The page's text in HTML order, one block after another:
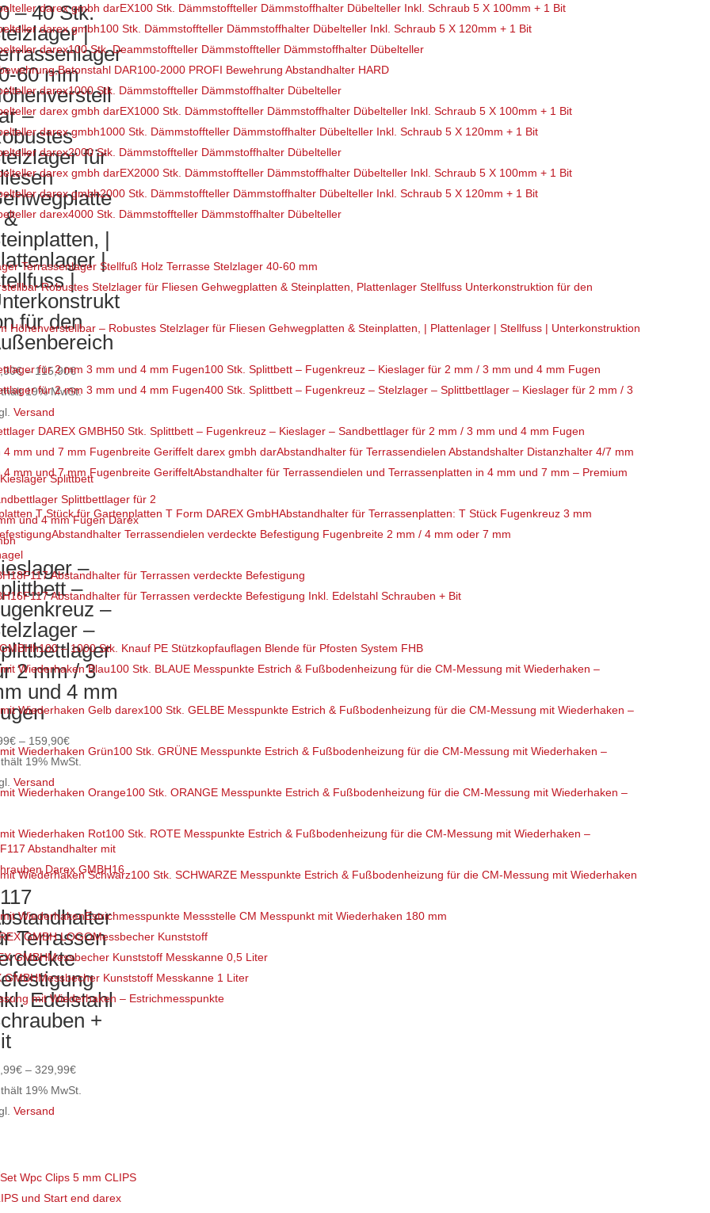
100 Stk. Dämmstoffteller Dämmstoffhalter Dübelteller Inkl. Schraub 5 X 100mm + 1 Bit
100 Stk. Dämmstoffteller Dämmstoffhalter Dübelteller Inkl. Schraub 5 X 120mm + 1 Bit
100 Stk. Deammstoffteller Dämmstoffteller Dämmstoffhalter Dübelteller
100-2000 PROFI Bewehrung Abstandhalter HARD
1000 Stk. Dämmstoffteller Dämmstoffhalter Dübelteller
1000 Stk. Dämmstoffteller Dämmstoffhalter Dübelteller Inkl. Schraub 5 X 100mm + 1 Bit
1000 Stk. Dämmstoffteller Dämmstoffhalter Dübelteller Inkl. Schraub 5 X 120mm + 1 Bit
2000 Stk. Dämmstoffteller Dämmstoffhalter Dübelteller
2000 Stk. Dämmstoffteller Dämmstoffhalter Dübelteller Inkl. Schraub 5 X 100mm + 1 Bit
2000 Stk. Dämmstoffteller Dämmstoffhalter Dübelteller Inkl. Schraub 5 X 120mm + 1 Bit
4000 Stk. Dämmstoffteller Dämmstoffhalter Dübelteller
Terrassenlager Stellfuß Holz Terrasse Stelzlager 40-60 mm
Höhenverstellbar – Robustes Stelzlager für Fliesen Gehwegplatten & Steinplatten, | Plattenlager | Stellfuss | Unterkonstruktion
100 Stk. Splittbett – Fugenkreuz – Kieslager für 2 mm / 3 mm und 4 mm Fugen
400 Stk. Splittbett – Fugenkreuz – Stelzlager – Splittbettlager – Kieslager für 2 mm / 3
50 Stk. Splittbett – Fugenkreuz – Kieslager – Sandbettlager für 2 mm / 3 mm und 4 mm Fugen
Abstandhalter für Terrassendielen Abstandshalter Distanzhalter 4/7 mm
Abstandhalter für Terrassendielen und Terrassenplatten in 4 mm und 7 mm – Premium
Abstandhalter für Terrassenplatten: T Stück Fugenkreuz 3 mm
Abstandhalter Terrassendielen verdeckte Befestigung Fugenbreite 2 mm / 4 mm oder 7 mm
F117 Abstandhalter für Terrassen verdeckte Befestigung
F117 Abstandhalter für Terrassen verdeckte Befestigung Inkl. Edelstahl Schrauben + Bit
100 – 1000 Stk. Knauf PE Stützkopfauflagen Blende für Pfosten System FHB
100 Stk. BLAUE Messpunkte Estrich & Fußbodenheizung für die CM-Messung mit Wiederhaken –
100 Stk. GELBE Messpunkte Estrich & Fußbodenheizung für die CM-Messung mit Wiederhaken –
100 Stk. GRÜNE Messpunkte Estrich & Fußbodenheizung für die CM-Messung mit Wiederhaken –
100 Stk. ORANGE Messpunkte Estrich & Fußbodenheizung für die CM-Messung mit Wiederhaken –
100 Stk. ROTE Messpunkte Estrich & Fußbodenheizung für die CM-Messung mit Wiederhaken –
100 Stk. SCHWARZE Messpunkte Estrich & Fußbodenheizung für die CM-Messung mit Wiederhaken
Estrichmesspunkte Messstelle CM Messpunkt mit Wiederhaken 180 mm
Messbecher Kunststoff
Messbecher Kunststoff Messkanne 0,5 Liter
Messbecher Kunststoff Messkanne 1 Liter
mit Wiederhaken – Estrichmesspunkte
– 40 Stk.
|
60 mm
–
für
|
|
|
für den
€ –115,90€Preisspanne:
18,90€
115,90€
19% MwSt.
Versand
–
–
–
–
2 mm / 3
und 4 mm
€ – 159,90€Preisspanne:
5,99€
19% MwSt.
Versand
Terrassen
Edelstahl
+
€ – 329,99€Preisspanne:
35,99€
19% MwSt.
Versand